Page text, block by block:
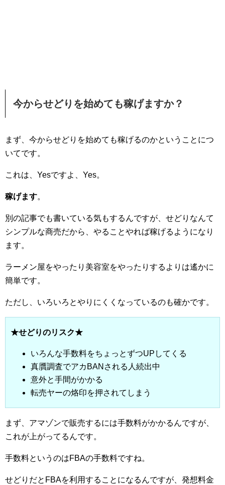
今からせどりを始めても稼げますか？
まず、今からせどりを始めても稼げるのかということにつ
いてです。
これは、Yesですよ、Yes。
稼げます。
別の記事でも書いている気もするんですが、せどりなんて
シンプルな商売だから、やることやれば稼げるようになり
ます。
ラーメン屋をやったり美容室をやったりするよりは遙かに
簡単です。
ただし、いろいろとやりにくくなっているのも確かです。
★せどりのリスク★
いろんな手数料をちょっとずつUPしてくる
真贋調査でアカBANされる人続出中
意外と手間がかかる
転売ヤーの烙印を押されてしまう
まず、アマゾンで販売するには手数料がかかるんですが、
これが上がってるんです。
手数料というのはFBAの手数料ですね。
せどりだとFBAを利用することになるんですが、発想料金